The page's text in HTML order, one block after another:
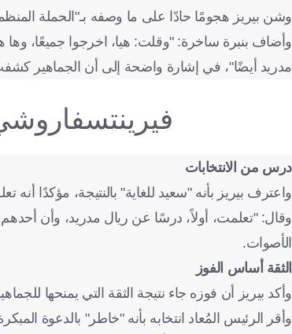
وشن بيريز هجومًا حادًا على ما وصفه بـ"الحملة
وأضاف بنبرة ساخرة: "وقلت: هيا، اخرجوا جميعًا، وها
مدريد أيضًا"، في إشارة واضحة إلى أن الجماهير
درس من الانتخابات
واعترف بيريز بأنه "سعيد للغاية" بالنتيجة، مؤكدًا أنه
الأصوات.
الثقة أساس الفوز
وأكد بيريز أن فوزه جاء نتيجة الثقة التي يمنحها
وأقر الرئيس المُعاد انتخابه بأنه "خاطر" بالدعوة